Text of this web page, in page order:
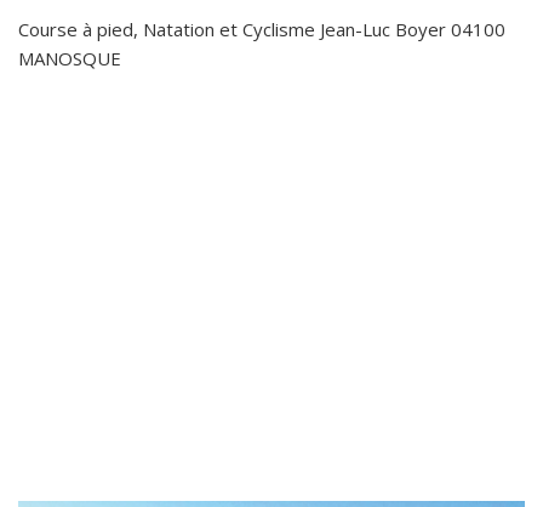
Course à pied, Natation et Cyclisme Jean-Luc Boyer 04100
MANOSQUE